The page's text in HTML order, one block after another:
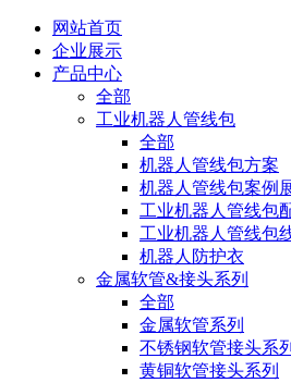
网站首页
企业展示
产品中心
全部
工业机器人管线包
全部
机器人管线包方案
机器人管线包案例
工业机器人管线包
工业机器人管线包
机器人防护衣
金属软管&接头系列
全部
金属软管系列
不锈钢软管接头系列
黄铜软管接头系列